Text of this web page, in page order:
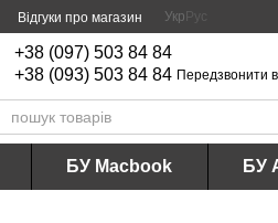
Відгуки про магазин Укр Рус
+38 (097) 503 84 84
+38 (093) 503 84 84 Передзвонити
БУ Macbook БУ